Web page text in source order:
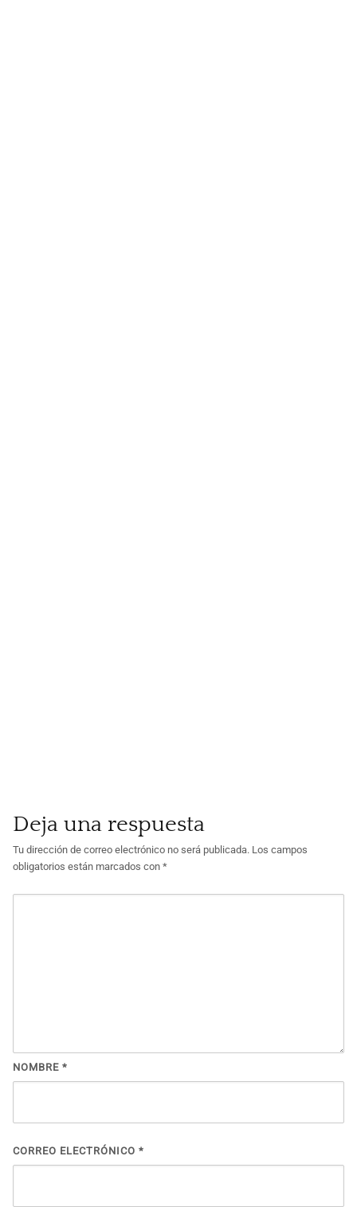
Deja una respuesta
Tu dirección de correo electrónico no será publicada. Los campos
obligatorios están marcados con *
NOMBRE *
CORREO ELECTRÓNICO *